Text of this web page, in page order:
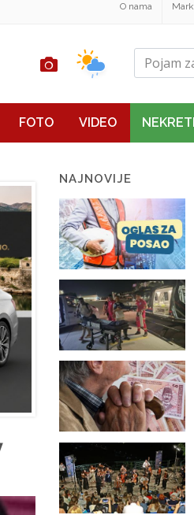
O nama
FOTO VIDEO
NAJNOVIJE